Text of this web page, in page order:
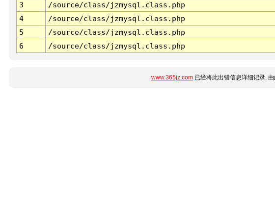
3
/source/class/jzmysql.class.php
4
/source/class/jzmysql.class.php
5
/source/class/jzmysql.class.php
6
/source/class/jzmysql.class.php
www.365jz.com已经将此出错信息详细记录,